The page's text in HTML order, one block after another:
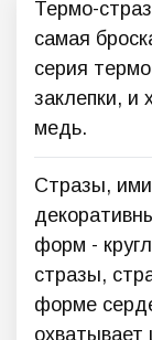
Термо-
самая
серия
заклепки, и
медь.
Стразы,
форм -
стразы,
форме
охватывает